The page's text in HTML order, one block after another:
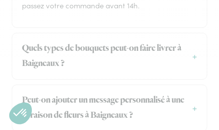
passez votre commande avant 14h.
Quels types de bouquets peut-on faire livrer à
Baigneaux ?
Peut-on ajouter un message personnalisé à une
livraison de fleurs à Baigneaux ?